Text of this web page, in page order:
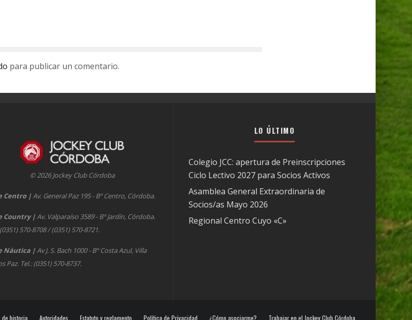
para publicar un comentario.
© 2026 Jockey Club Córdoba
Centro |Av. General Paz 195 - Bº Centro, Córdoba.
Country |Av. Valparaíso 3589 - Bº Jardín, Córdoba.
570-8708 / (0351) 570-8721.
Náutica |Av J. S. Bach 1000 - Bº Costa Azul, Villa
Paz. Tel.: (0351) 570-8737.
LO ÚLTIMO
Colegio JCC: apertura de Preinscripciones
Ciclo Lectivo 2027 para Socios Activos
Asamblea General Extraordinaria de
Socios/as Mayo 2026
Regional Centro Cuyo «C»
de historia Autoridades Estatuto y reglamento Política de Privacidad ¿Cómo asociarme? Trabajar en el Jockey Club Córdoba